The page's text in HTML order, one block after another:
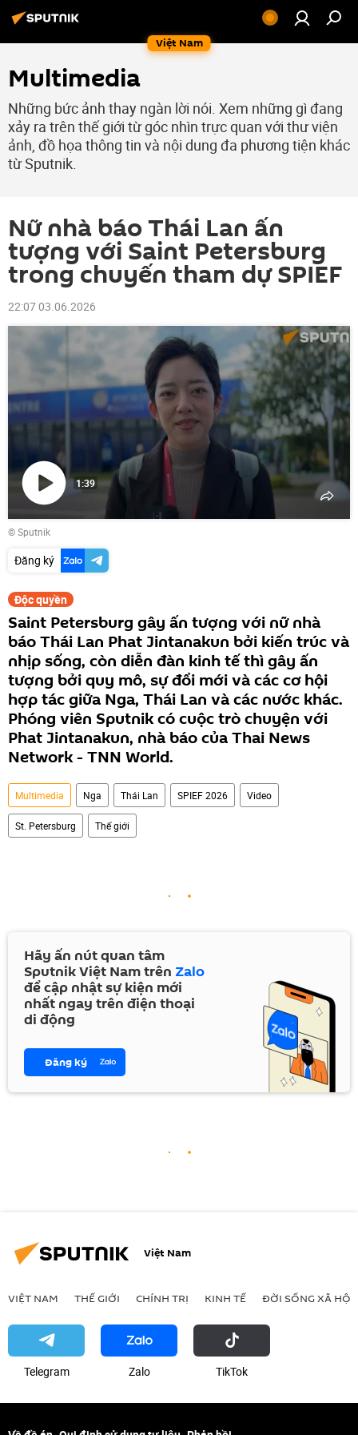
Việt Nam
Multimedia
Những bức ảnh thay ngàn lời nói. Xem những gì đang
xảy ra trên thế giới từ góc nhìn trực quan với thư viện
ảnh, đồ họa thông tin và nội dung đa phương tiện khác
từ Sputnik.
Nữ nhà báo Thái Lan ấn
tượng với Saint Petersburg
trong chuyến tham dự SPIEF
22:07 03.06.2026
Phát
video
1:39
© Sputnik
Đăng ký
Độc quyền
Saint Petersburg gây ấn tượng với nữ nhà
báo Thái Lan Phat Jintanakun bởi kiến trúc và
nhịp sống, còn diễn đàn kinh tế thì gây ấn
tượng bởi quy mô, sự đổi mới và các cơ hội
hợp tác giữa Nga, Thái Lan và các nước khác.
Phóng viên Sputnik có cuộc trò chuyện với
Phat Jintanakun, nhà báo của Thai News
Network - TNN World.
Multimedia Nga Thái Lan SPIEF 2026 Video
St. Petersburg Thế giới
Hãy ấn nút quan tâm
Sputnik Việt Nam trên Zalo
để cập nhật sự kiện mới
nhất ngay trên điện thoại
di động
Đăng ký
Việt Nam
VIỆT NAM THẾ GIỚI CHÍNH TRỊ KINH TẾ ĐỜI SỐNG XÃ HỘI
Telegram Zalo ТikТоk